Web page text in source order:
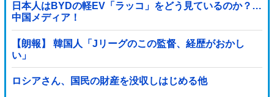
日本人はBYDの軽EV「ラッコ」をどう見ているのか？…
中国メディア！
【朗報】 韓国人「Jリーグのこの監督、経歴がおかし
い」
ロシアさん、国民の財産を没収しはじめる他